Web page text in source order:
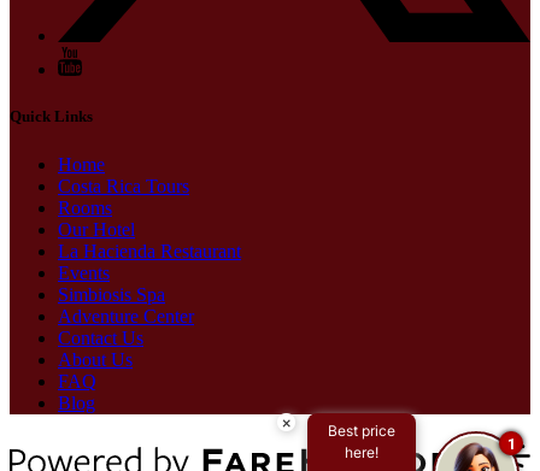
Quick Links
Home
Costa Rica Tours
Rooms
Our Hotel
La Hacienda Restaurant
Events
Simbiosis Spa
Adventure Center
Contact Us
About Us
FAQ
Blog
×
Best price
here!
1